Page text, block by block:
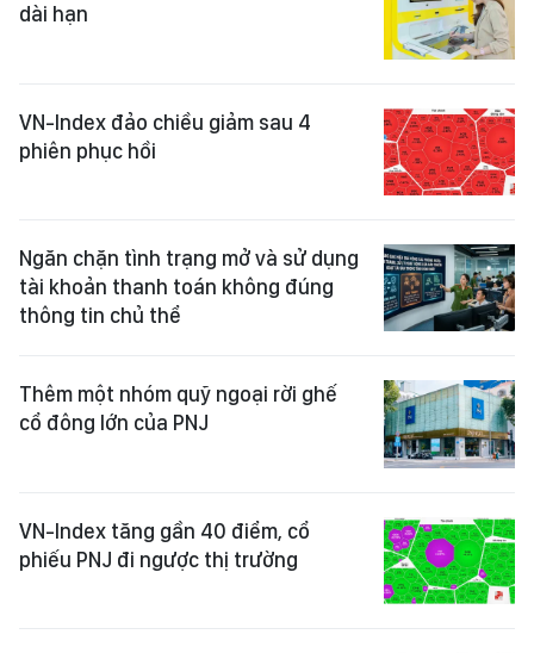
dài hạn
VN-Index đảo chiều giảm sau 4
phiên phục hồi
Ngăn chặn tình trạng mở và sử dụng
tài khoản thanh toán không đúng
thông tin chủ thể
Thêm một nhóm quỹ ngoại rời ghế
cổ đông lớn của PNJ
VN-Index tăng gần 40 điểm, cổ
phiếu PNJ đi ngược thị trường